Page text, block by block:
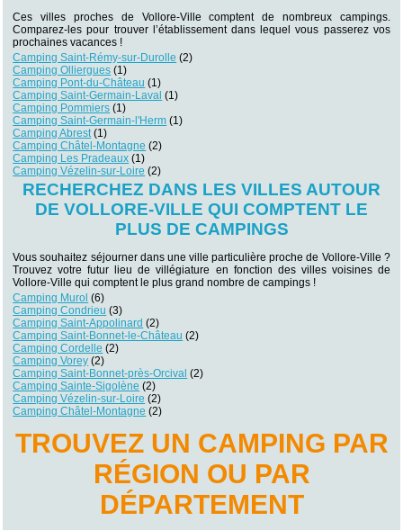
Ces villes proches de Vollore-Ville comptent de nombreux campings.
Comparez-les pour trouver l’établissement dans lequel vous passerez vos
prochaines vacances !
Camping Saint-Rémy-sur-Durolle (2)
Camping Olliergues (1)
Camping Pont-du-Château (1)
Camping Saint-Germain-Laval (1)
Camping Pommiers (1)
Camping Saint-Germain-l'Herm (1)
Camping Abrest(1)
Camping Châtel-Montagne (2)
Camping Les Pradeaux (1)
Camping Vézelin-sur-Loire (2)
RECHERCHEZ DANS LES VILLES AUTOUR
DE VOLLORE-VILLE QUI COMPTENT LE
PLUS DE CAMPINGS
Vous souhaitez séjourner dans une ville particulière proche de Vollore-Ville ?
Trouvez votre futur lieu de villégiature en fonction des villes voisines de
Vollore-Ville qui comptent le plus grand nombre de campings !
Camping Murol (6)
Camping Condrieu (3)
Camping Saint-Appolinard (2)
Camping Saint-Bonnet-le-Château (2)
Camping Cordelle (2)
Camping Vorey (2)
Camping Saint-Bonnet-près-Orcival (2)
Camping Sainte-Sigolène (2)
Camping Vézelin-sur-Loire (2)
Camping Châtel-Montagne (2)
TROUVEZ UN CAMPING PAR
RÉGION OU PAR
DÉPARTEMENT